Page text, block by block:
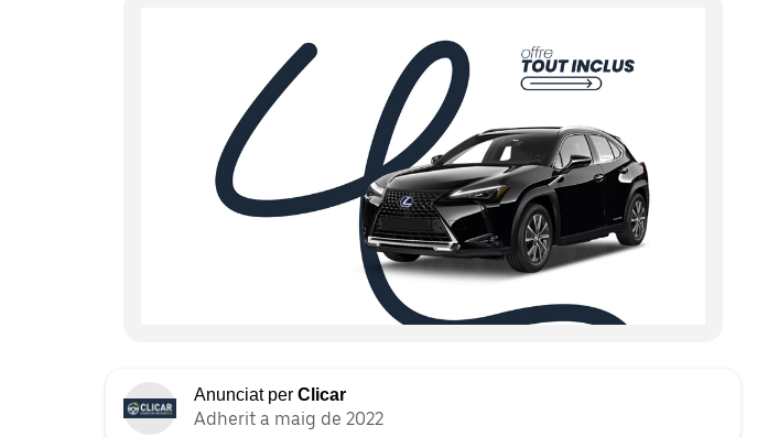
Anunciat per Clicar
Adherit a maig de 2022